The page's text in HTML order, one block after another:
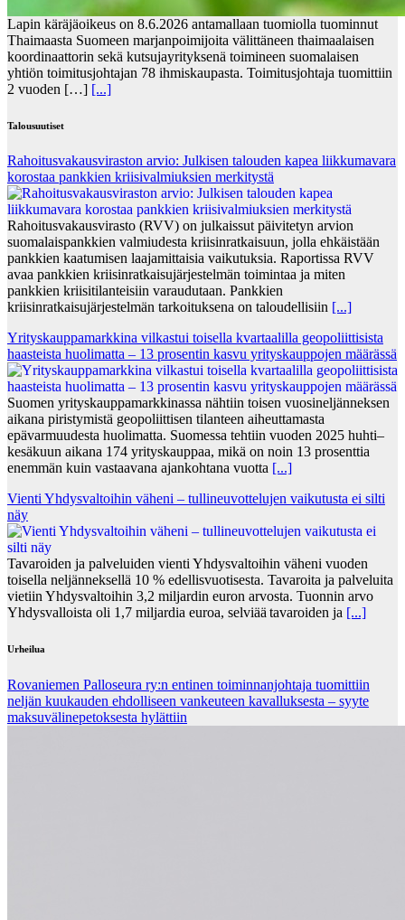
Lapin käräjäoikeus on 8.6.2026 antamallaan tuomiolla tuominnut
Thaimaasta Suomeen marjanpoimijoita välittäneen thaimaalaisen
koordinaattorin sekä kutsujayrityksenä toimineen suomalaisen
yhtiön toimitusjohtajan 78 ihmiskaupasta. Toimitusjohtaja tuomittiin
2 vuoden […] [...]
Talousuutiset
Rahoitusvakausviraston arvio: Julkisen talouden kapea liikkumavara
korostaa pankkien kriisivalmiuksien merkitystä
Rahoitusvakausvirasto (RVV) on julkaissut päivitetyn arvion
suomalaispankkien valmiudesta kriisinratkaisuun, jolla ehkäistään
pankkien kaatumisen laajamittaisia vaikutuksia. Raportissa RVV
avaa pankkien kriisinratkaisujärjestelmän toimintaa ja miten
pankkien kriisitilanteisiin varaudutaan. Pankkien
kriisinratkaisujärjestelmän tarkoituksena on taloudellisiin [...]
Yrityskauppamarkkina vilkastui toisella kvartaalilla geopoliittisista
haasteista huolimatta – 13 prosentin kasvu yrityskauppojen määrässä
Suomen yrityskauppamarkkinassa nähtiin toisen vuosineljänneksen
aikana piristymistä geopoliittisen tilanteen aiheuttamasta
epävarmuudesta huolimatta. Suomessa tehtiin vuoden 2025 huhti–
kesäkuun aikana 174 yrityskauppaa, mikä on noin 13 prosenttia
enemmän kuin vastaavana ajankohtana vuotta [...]
Vienti Yhdysvaltoihin väheni – tullineuvottelujen vaikutusta ei silti
näy
Tavaroiden ja palveluiden vienti Yhdysvaltoihin väheni vuoden
toisella neljänneksellä 10 % edellisvuotisesta. Tavaroita ja palveluita
vietiin Yhdysvaltoihin 3,2 miljardin euron arvosta. Tuonnin arvo
Yhdysvalloista oli 1,7 miljardia euroa, selviää tavaroiden ja [...]
Urheilua
Rovaniemen Palloseura ry:n entinen toiminnanjohtaja tuo­mit­tiin
neljän kuu­kau­den eh­dol­li­seen van­keu­teen ka­val­luk­ses­ta – syyte
mak­su­vä­li­ne­pe­tok­ses­ta hy­lät­tiin